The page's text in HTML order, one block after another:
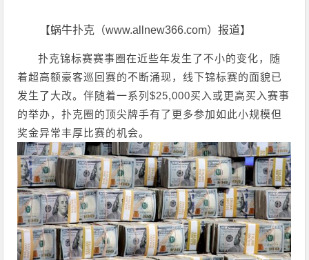
【蜗牛扑克（www.allnew366.com）报道】
扑克锦标赛赛事圈在近些年发生了不小的变化，随
着超高额豪客巡回赛的不断涌现，线下锦标赛的面貌已
发生了大改。伴随着一系列$25,000买入或更高买入赛事
的举办，扑克圈的顶尖牌手有了更多参加如此小规模但
奖金异常丰厚比赛的机会。